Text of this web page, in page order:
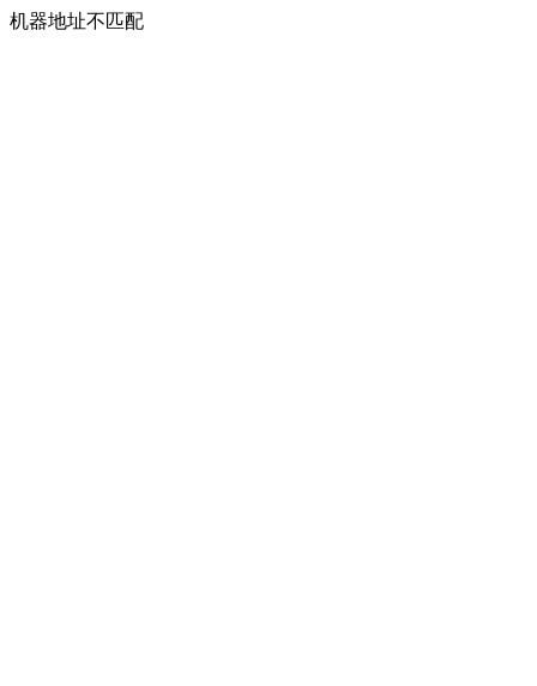
机器地址不匹配